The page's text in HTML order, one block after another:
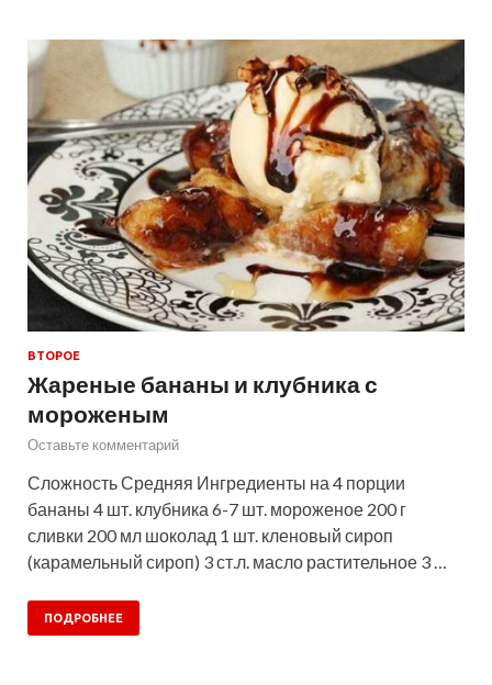
ВТОРОЕ
Жареные бананы и клубника с
мороженым
Оставьте комментарий
Сложность Средняя Ингредиенты на 4 порции
бананы 4 шт. клубника 6-7 шт. мороженое 200 г
сливки 200 мл шоколад 1 шт. кленовый сироп
(карамельный сироп) 3 ст.л. масло растительное 3 …
ПОДРОБНЕЕ